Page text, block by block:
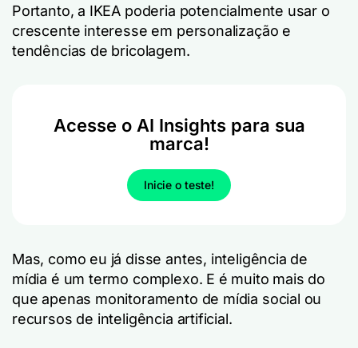
Portanto, a IKEA poderia potencialmente usar o
crescente interesse em personalização e
tendências de bricolagem.
Acesse o AI Insights para sua
marca!
Inicie o teste!
Mas, como eu já disse antes, inteligência de
mídia é um termo complexo. E é muito mais do
que apenas monitoramento de mídia social ou
recursos de inteligência artificial.